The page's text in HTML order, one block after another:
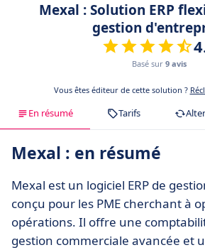
Mexal : Solution ERP
gestion
Basé sur 9 avis
Vous êtes éditeur de cette solution ?
En résumé Tarifs
Mexal : en résumé
Mexal est un logiciel ERP de
conçu pour les PME cherchant à
opérations. Il offre une
gestion commerciale avancée et